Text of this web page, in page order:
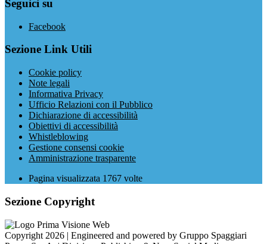
Seguici su
Facebook
Sezione Link Utili
Cookie policy
Note legali
Informativa Privacy
Ufficio Relazioni con il Pubblico
Dichiarazione di accessibilità
Obiettivi di accessibilità
Whistleblowing
Gestione consensi cookie
Amministrazione trasparente
Pagina visualizzata 1767 volte
Sezione Copyright
Copyright 2026 | Engineered and powered by Gruppo Spaggiari